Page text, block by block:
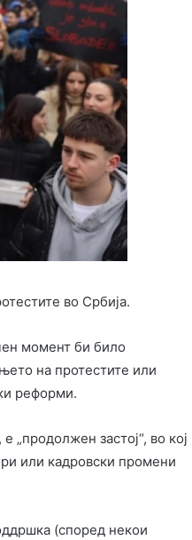
во Србија.
момент би било
на протестите или
реформи.
„продолжен застој“, во кој
или кадровски промени
(според некои